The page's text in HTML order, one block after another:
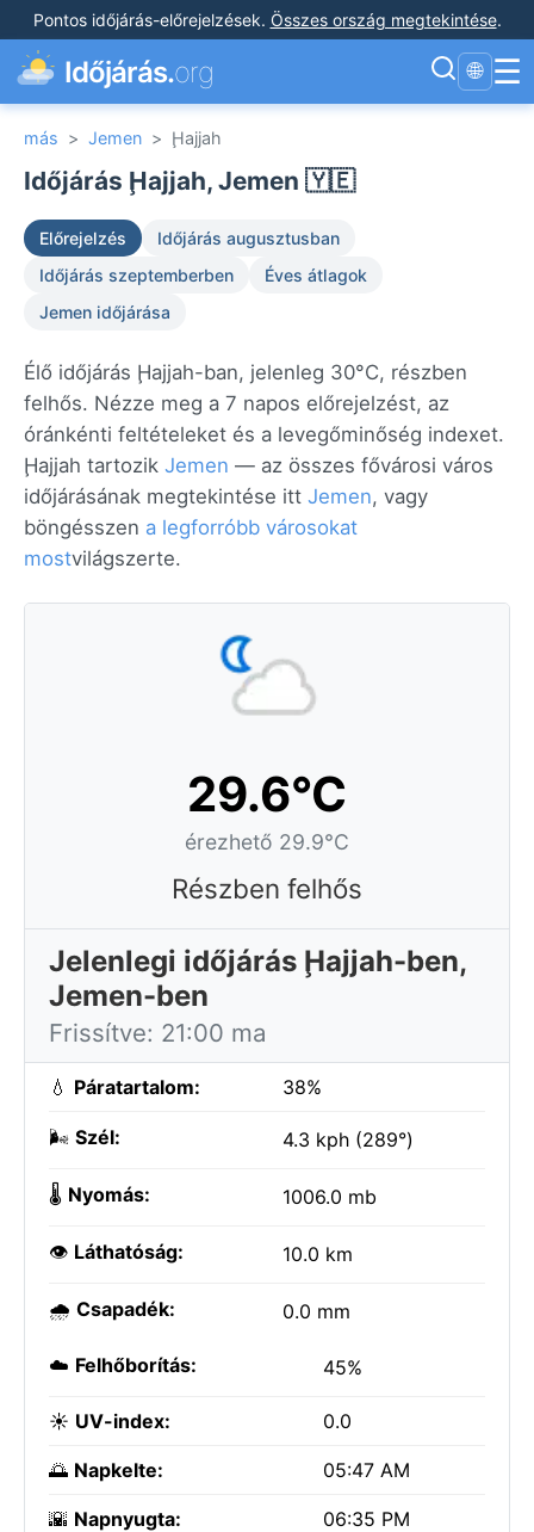
Pontos időjárás-előrejelzések. Összes ország megtekintése.
Időjárás.org 🌐 ☰
más > Jemen > Ḩajjah
Időjárás Ḩajjah, Jemen 🇾🇪
Előrejelzés
Időjárás augusztusban
Időjárás szeptemberben
Éves átlagok
Jemen időjárása
Élő időjárás Ḩajjah-ban, jelenleg 30°C, részben
felhős. Nézze meg a 7 napos előrejelzést, az
óránkénti feltételeket és a levegőminőség indexet.
Ḩajjah tartozik Jemen — az összes fővárosi város
időjárásának megtekintése itt Jemen, vagy
böngésszen a legforróbb városokat
mostvilágszerte.
29.6°C
érezhető 29.9°C
Részben felhős
Jelenlegi időjárás Ḩajjah-ben,
Jemen-ben
Frissítve: 21:00 ma
💧 Páratartalom: 38%
🌬️ Szél: 4.3 kph (289°)
🌡️ Nyomás: 1006.0 mb
👁️ Láthatóság: 10.0 km
🌧️ Csapadék: 0.0 mm
☁️ Felhőborítás: 45%
☀️ UV-index: 0.0
🌅 Napkelte: 05:47 AM
🌇 Napnyugta: 06:35 PM